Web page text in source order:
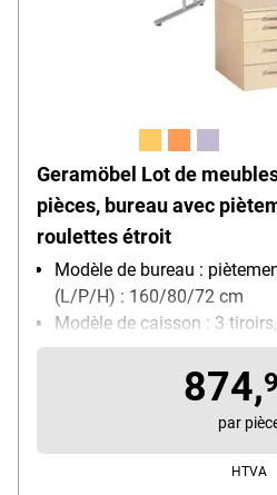
Geramöbel Lot de
pièces, bureau avec
roulettes étroit
Modèle de bureau :
(L/P/H) : 160/80/72 cm
Modèle de caisson : 3
verrouillable, roulettes,
874,
par
HTVA